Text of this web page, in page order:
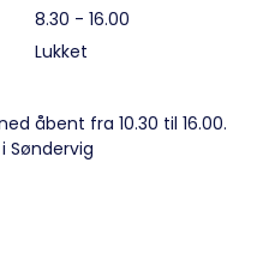
8.30 - 16.00
Lukket
åbent fra 10.30 til 16.00.
i Søndervig